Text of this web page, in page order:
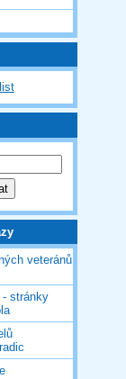
veteránů
- stránky